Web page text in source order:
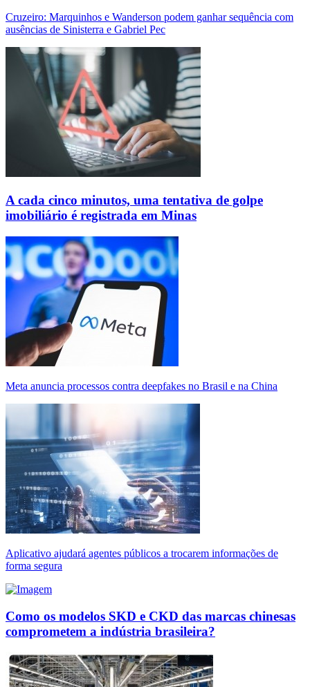
Cruzeiro: Marquinhos e Wanderson podem ganhar sequência com
ausências de Sinisterra e Gabriel Pec
A cada cinco minutos, uma tentativa de golpe
imobiliário é registrada em Minas
Meta anuncia processos contra deepfakes no Brasil e na China
Aplicativo ajudará agentes públicos a trocarem informações de
forma segura
Como os modelos SKD e CKD das marcas chinesas
comprometem a indústria brasileira?